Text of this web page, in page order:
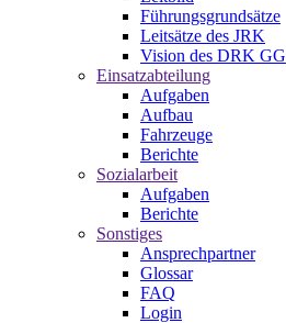
Führungsgrundsätze
Leitsätze des JRK
Vision des DRK GG
Einsatzabteilung
Aufgaben
Aufbau
Fahrzeuge
Berichte
Sozialarbeit
Aufgaben
Berichte
Sonstiges
Ansprechpartner
Glossar
FAQ
Login